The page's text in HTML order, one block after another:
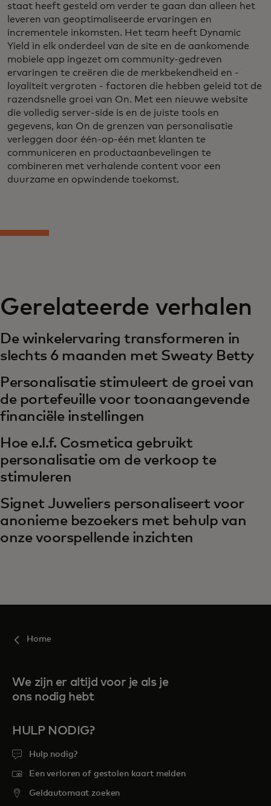
staat heeft gesteld om verder te gaan dan alleen het
leveren van geoptimaliseerde ervaringen en
incrementele inkomsten. Het team heeft Dynamic
Yield in elk onderdeel van de site en de aankomende
mobiele app ingezet om community-gedreven
ervaringen te creëren die de merkbekendheid en -
loyaliteit vergroten - factoren die hebben geleid tot de
razendsnelle groei van On. Met een nieuwe website
die volledig server-side is en de juiste tools en
gegevens, kan On de grenzen van personalisatie
verleggen door één-op-één met klanten te
communiceren en productaanbevelingen te
combineren met verhalende content voor een
duurzame en opwindende toekomst.
Gerelateerde verhalen
De winkelervaring transformeren in
slechts 6 maanden met Sweaty Betty
Personalisatie stimuleert de groei van
de portefeuille voor toonaangevende
financiële instellingen
Hoe e.l.f. Cosmetica gebruikt
personalisatie om de verkoop te
stimuleren
Signet Juweliers personaliseert voor
anonieme bezoekers met behulp van
onze voorspellende inzichten
Home
We zijn er altijd voor je als je
ons nodig hebt
HULP NODIG?
Hulp nodig?
Een verloren of gestolen kaart melden
Geldautomaat zoeken